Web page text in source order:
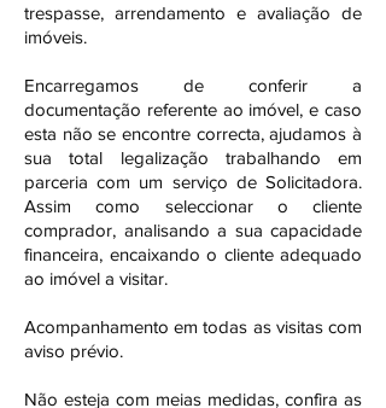
trespasse, arrendamento e avaliação de
imóveis.
Encarregamos de conferir a
documentação referente ao imóvel, e caso
esta não se encontre correcta, ajudamos à
sua total legalização trabalhando em
parceria com um serviço de Solicitadora.
Assim como seleccionar o cliente
comprador, analisando a sua capacidade
financeira, encaixando o cliente adequado
ao imóvel a visitar.
Acompanhamento em todas as visitas com
aviso prévio.
Não esteja com meias medidas, confira as